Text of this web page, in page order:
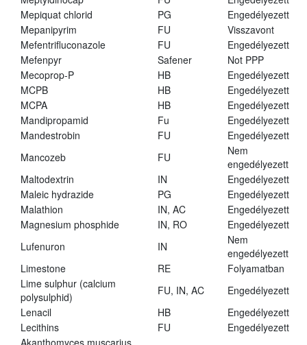
Mepiquat chlorid
PG
Engedélyezett
Mepanipyrim
FU
Visszavont
Mefentrifluconazole
FU
Engedélyezett
Mefenpyr
Safener
Not PPP
Mecoprop-P
HB
Engedélyezett
MCPB
HB
Engedélyezett
MCPA
HB
Engedélyezett
Mandipropamid
Fu
Engedélyezett
Mandestrobin
FU
Engedélyezett
Mancozeb
FU
Nem
engedélyezett
Maltodextrin
IN
Engedélyezett
Maleic hydrazide
PG
Engedélyezett
Malathion
IN, AC
Engedélyezett
Magnesium phosphide
IN, RO
Engedélyezett
Lufenuron
IN
Nem
engedélyezett
Limestone
RE
Folyamatban
Lime sulphur (calcium
polysulphid)
FU, IN, AC
Engedélyezett
Lenacil
HB
Engedélyezett
Lecithins
FU
Engedélyezett